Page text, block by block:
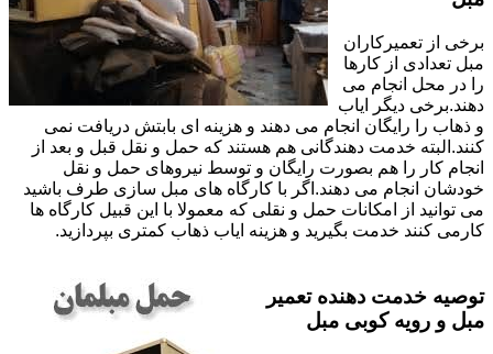
برخی از تعمیرکاران
مبل تعدادی از کارها
را در محل انجام می
دهند.برخی دیگر ایاب
و ذهاب را رایگان انجام می دهند و هزینه ای بابتش دریافت نمی
کنند.البته خدمت دهندگانی هم هستند که حمل و نقل قبل و بعد از
انجام کار را هم بصورت رایگان و توسط نیروهای حمل و نقل
خودشان انجام می دهند.اگر با کارگاه های مبل سازی طرف باشید
می توانید از امکانات حمل و نقلی که معمولا با این قبیل کارگاه ها
کارمی کنند خدمت بگیرید و هزینه ایاب ذهاب کمتری بپردازید.
توصیه خدمت دهنده تعمیر
مبل و رویه کوبی مبل